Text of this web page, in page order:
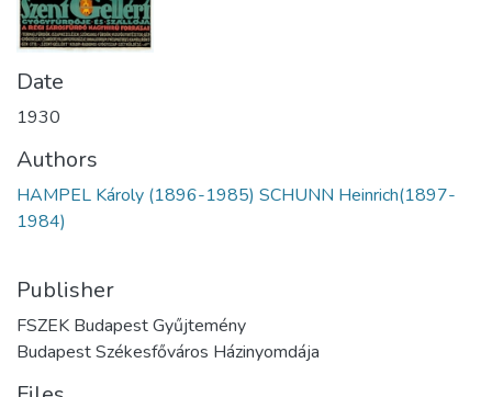
Date
1930
Authors
HAMPEL Károly (1896-1985) SCHUNN Heinrich(1897-
1984)
Publisher
FSZEK Budapest Gyűjtemény
Budapest Székesfőváros Házinyomdája